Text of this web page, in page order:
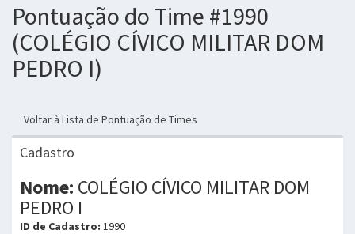
Pontuação do Time #1990
(COLÉGIO CÍVICO MILITAR DOM
PEDRO I)
Voltar à Lista de Pontuação de Times
Cadastro
Nome: COLÉGIO CÍVICO MILITAR DOM
PEDRO I
ID de Cadastro: 1990